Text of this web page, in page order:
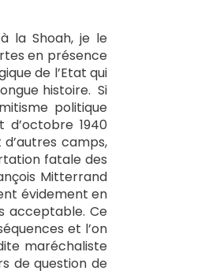
la Shoah, je le
en présence
de l’Etat qui
histoire. Si
politique
1940
camps,
fatale des
Mitterrand
évidement en
acceptable. Ce
et l’on
maréchaliste
de question de